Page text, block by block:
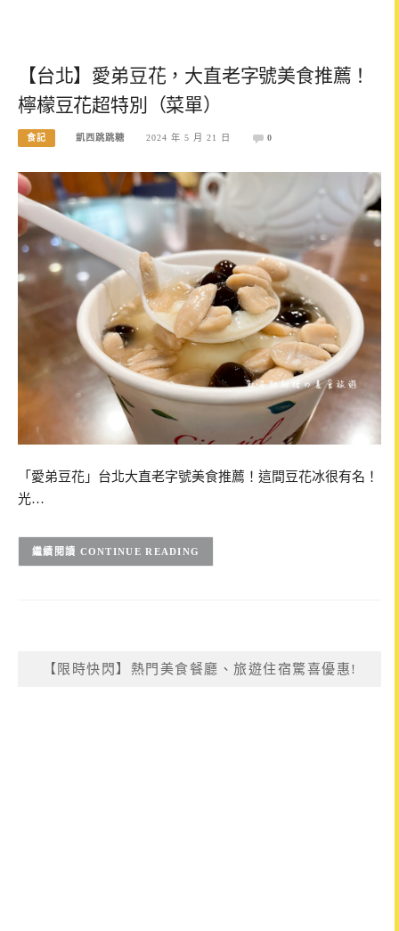
【台北】愛弟豆花，大直老字號美食推薦！
檸檬豆花超特別（菜單）
食記 凱西跳跳糖 2024 年 5 月 21 日 0
「愛弟豆花」台北大直老字號美食推薦！這間豆花冰很有名！
光…
CONTINUE READING
【限時快閃】熱門美食餐廳、旅遊住宿驚喜優惠!